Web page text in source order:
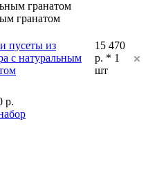
гранатом
пусеты из
с натуральным
15 470
p. * 1
шт
p.